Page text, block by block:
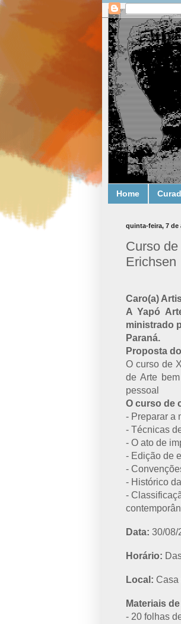
Home
quinta-feira, 7 de
Curso
Erichsen
Caro(a)
A Yapó
ministrado
Paraná.
Proposta
O curso de
de Arte
pessoal
O curso de
- Preparar a
- Técnicas
- O ato de
- Edição de
-
- Histórico
-
Data: 30/08/
Horário:
Local: Casa
Materiais
- 20 folhas